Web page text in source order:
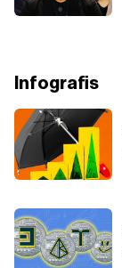
Infografis